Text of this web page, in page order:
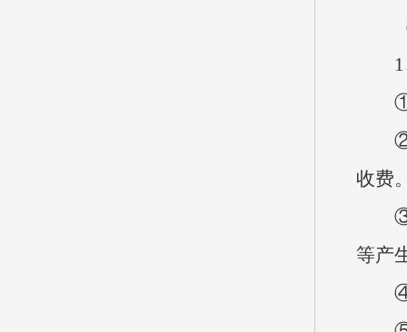
（
1、
①财
②事
收费
③年
等产
④基